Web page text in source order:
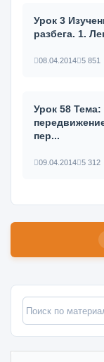
Урок 3
разбега. 1.
08.04.2014 5 851
Урок 58
пер...
09.04.2014 5 312